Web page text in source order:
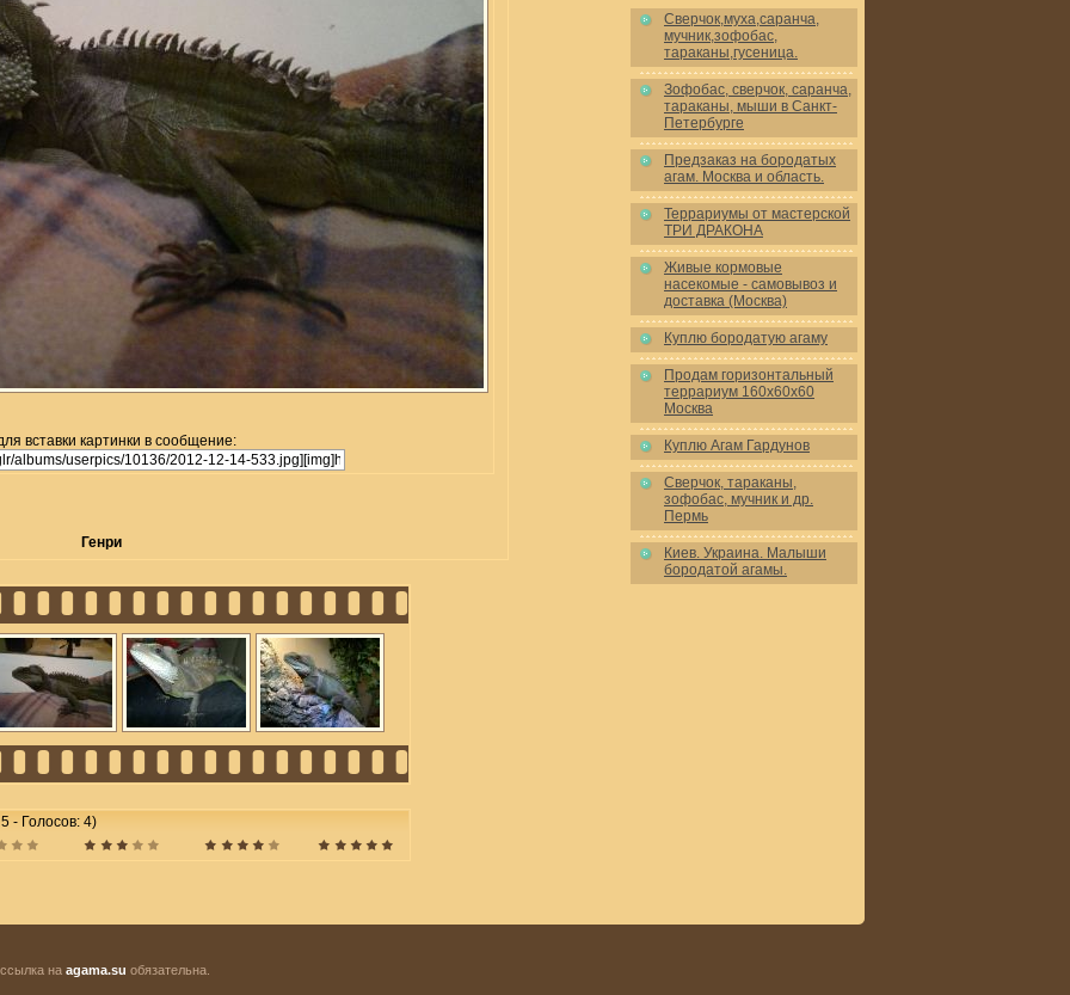
вставки картинки в сообщение:
Генри
- Голосов: 4)
Cверчок,муха,саранча,
мучник,зофобас,
тараканы,гусеница.
Зофобас, сверчок, саранча,
тараканы, мыши в Санкт-
Петербурге
Предзаказ на бородатых
агам. Москва и область.
Террариумы от мастерской
ТРИ ДРАКОНА
Живые кормовые
насекомые - самовывоз и
доставка (Москва)
Куплю бородатую агаму
Продам горизонтальный
террариум 160x60x60
Москва
Куплю Агам Гардунов
Сверчок, тараканы,
зофобас, мучник и др.
Пермь
Киев. Украина. Малыши
бородатой агамы.
на agama.su обязательна.